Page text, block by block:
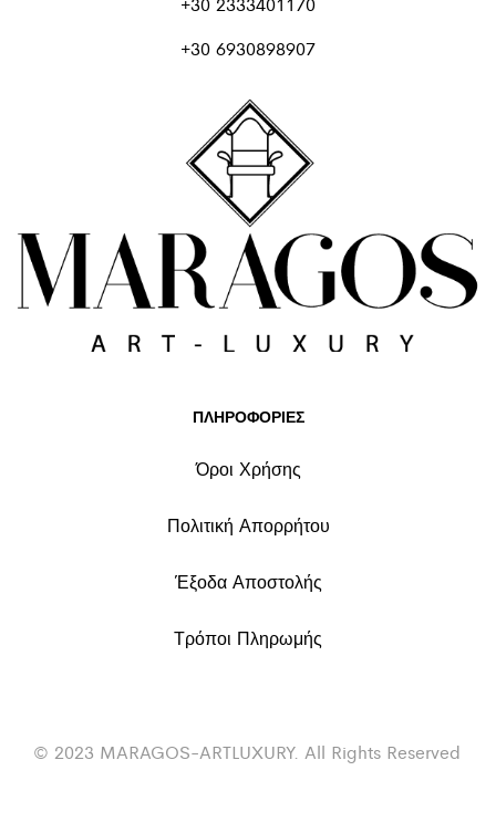
+30 6930898907
ΠΛΗΡΟΦΟΡΙΕΣ
Όροι Χρήσης
Πολιτική Απορρήτου
Έξοδα Αποστολής
Τρόποι Πληρωμής
© 2023 MARAGOS-ARTLUXURY. All Rights Reserved